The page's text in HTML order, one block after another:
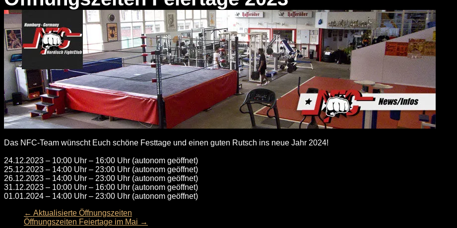
Das NFC-Team wünscht Euch schöne Festtage und einen guten Rutsch ins neue Jahr 2024!
24.12.2023 – 10:00 Uhr – 16:00 Uhr (autonom geöffnet)
25.12.2023 – 14:00 Uhr – 23:00 Uhr (autonom geöffnet)
26.12.2023 – 14:00 Uhr – 23:00 Uhr (autonom geöffnet)
31.12.2023 – 10:00 Uhr – 16:00 Uhr (autonom geöffnet)
01.01.2024 – 14:00 Uhr – 23:00 Uhr (autonom geöffnet)
← Aktualisierte Öffnungszeiten
Öffnungszeiten Feiertage im Mai →